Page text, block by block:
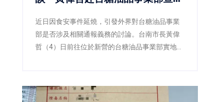
近日因食安事件延燒，引發外界對台糖油品事業
部是否涉及相關通報義務的討論。台南市長黃偉
哲（4）日前往位於新營的台糖油品事業部實地訪
常食用油品並無關聯，現場也再次釐清「此油非
彼油」，避免錯誤資訊持續擴散。